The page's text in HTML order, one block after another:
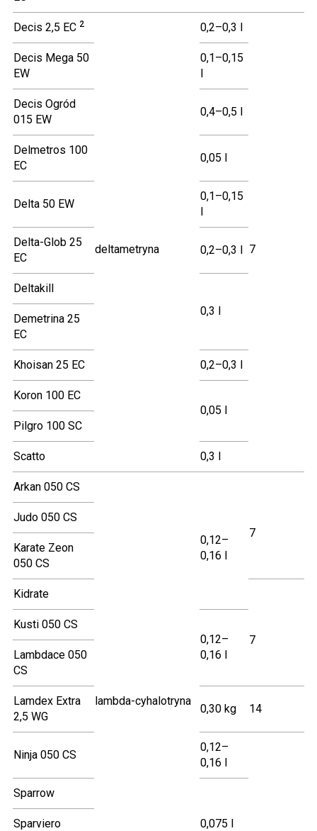
Decis 2,5 EC 2
deltametryna
0,2–0,3 l
7
Decis Mega 50
EW
0,1–0,15
l
Decis Ogród
015 EW
0,4–0,5 l
Delmetros 100
EC
0,05 l
Delta 50 EW
0,1–0,15
l
Delta-Glob 25
EC
0,2–0,3 l
Deltakill
0,3 l
Demetrina 25
EC
Khoisan 25 EC 0,2–0,3 l
Koron 100 EC
0,05 l
Pilgro 100 SC
Scatto 0,3 l
Arkan 050 CS
lambda-cyhalotryna
0,12–
0,16 l
7
Judo 050 CS
Karate Zeon
050 CS
Kidrate
7
Kusti 050 CS
0,12–
0,16 l
Lambdace 050
CS
Lamdex Extra
2,5 WG
0,30 kg 14
Ninja 050 CS
0,12–
0,16 l
Sparrow
0,075 l
Sparviero